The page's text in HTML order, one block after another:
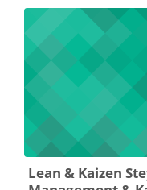
Lean & Kaizen